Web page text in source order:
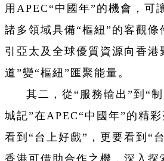
用APEC“中國年”的機會，可
諸多領域具備“樞紐”的客觀條
引亞太及全球優質資源向香港
道”變“樞紐”匯聚能量。
其二，從“服務輸出”到“
城記”在APEC“中國年”的精
看到“台上好戲”，更要看到“